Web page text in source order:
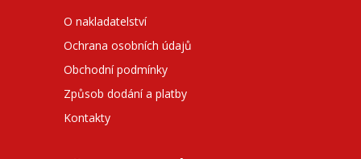
O nakladatelství
Ochrana osobních údajů
Obchodní podmínky
Způsob dodání a platby
Kontakty